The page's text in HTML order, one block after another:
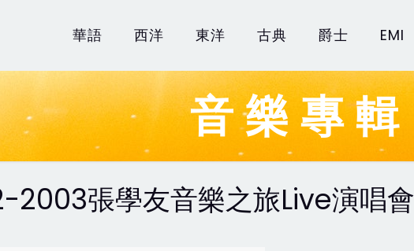
華語 西洋 東洋 古典 爵士 EMI
音樂專輯
2003張學友音樂之旅Live演唱會